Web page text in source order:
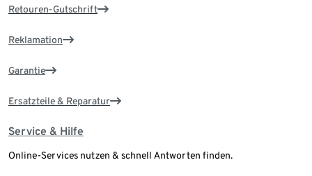
Retouren-Gutschrift
Reklamation
Garantie
Ersatzteile & Reparatur
Service & Hilfe
Online-Services nutzen & schnell Antworten finden.